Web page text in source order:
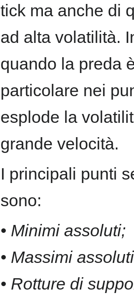
tick ma anche di
ad alta volatilità.
quando la preda
particolare nei
esplode la
grande velocità.
I principali punti
sono:
• Minimi assoluti;
• Massimi
• Rotture di